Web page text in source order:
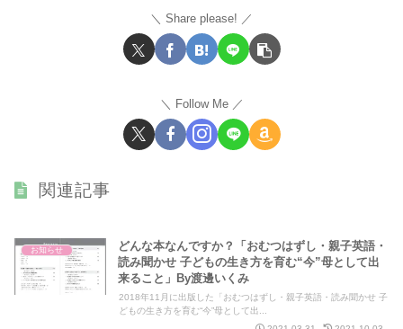
Share please!
Follow Me
関連記事
お知らせ
どんな本なんですか？「おむつはずし・親子英語・
読み聞かせ 子どもの生き方を育む“今”母として出
来ること」By渡邊いくみ
2018年11月に出版した「おむつはずし・親子英語・読み聞かせ 子
どもの生き方を育む“今”母として出...